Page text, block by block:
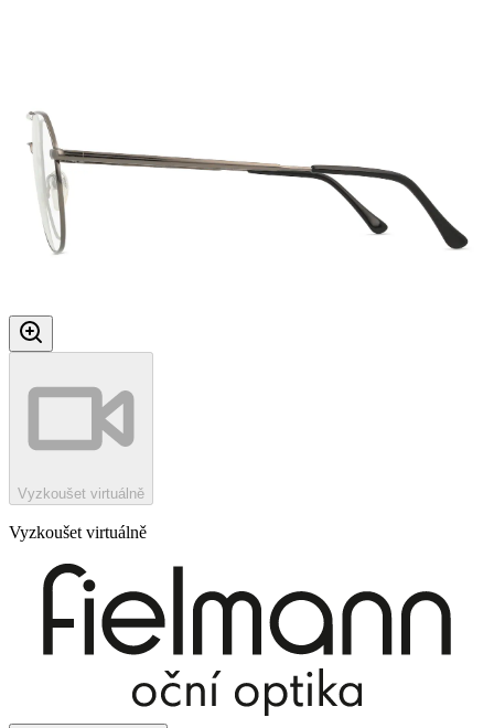
Vyzkoušet virtuálně
Vyzkoušet virtuálně